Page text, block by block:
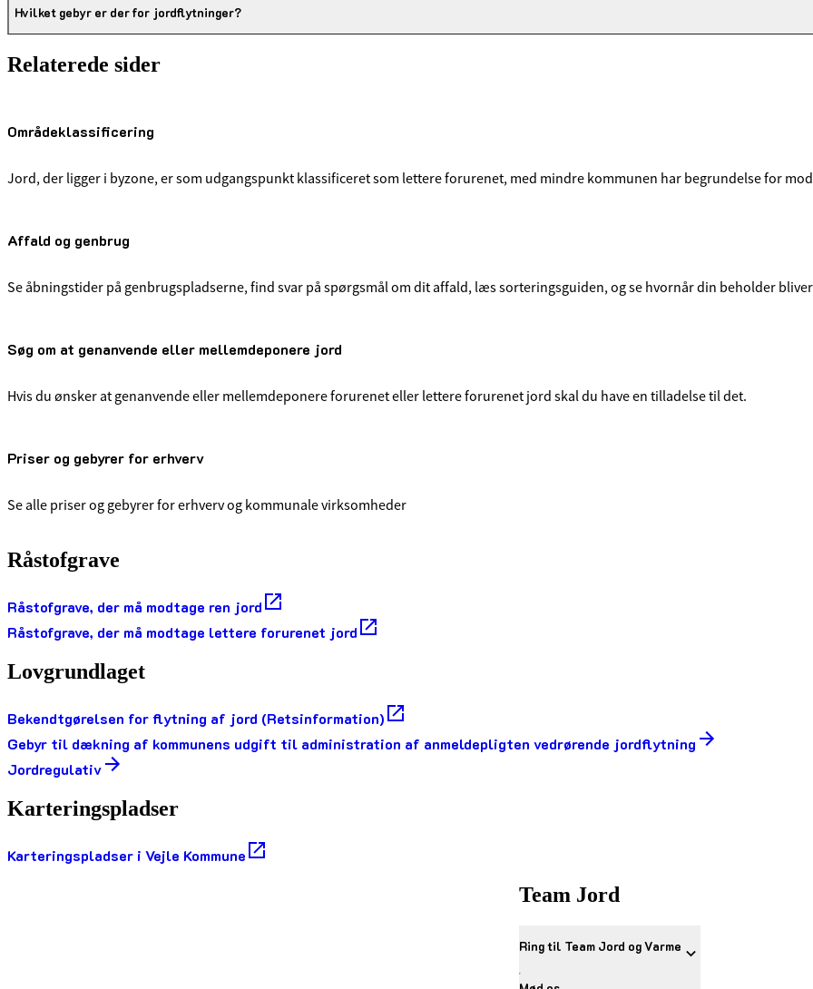
Hvilket gebyr er der for jordflytninger?
Relaterede sider
Områdeklassificering
Jord, der ligger i byzone, er som udgangspunkt klassificeret som lettere forurenet, med mindre kommunen har begrundelse for
Affald og genbrug
Se åbningstider på genbrugspladserne, find svar på spørgsmål om dit affald, læs sorteringsguiden, og se hvornår din beholder
Søg om at genanvende eller mellemdeponere jord
Hvis du ønsker at genanvende eller mellemdeponere forurenet eller lettere forurenet jord skal du have en tilladelse til det.
Priser og gebyrer for erhverv
Se alle priser og gebyrer for erhverv og kommunale virksomheder
Råstofgrave
Råstofgrave, der må modtage ren jord
Råstofgrave, der må modtage lettere forurenet jord
Lovgrundlaget
Bekendtgørelsen for flytning af jord (Retsinformation)
Gebyr til dækning af kommunens udgift til administration af anmeldepligten vedrørende jordflytning
Jordregulativ
Karteringspladser
Karteringspladser i Vejle Kommune
Team Jord
Ring til Team Jord og Varme